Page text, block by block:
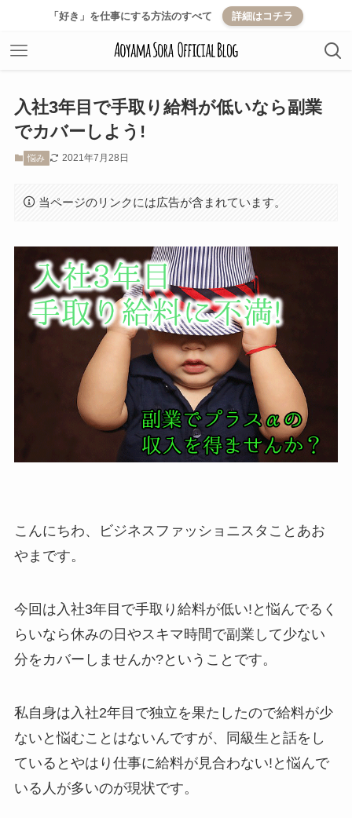
「好き」を仕事にする方法のすべて 詳細はコチラ
入社3年目で手取り給料が低いなら副業
でカバーしよう!
悩み 2021年7月28日
当ページのリンクには広告が含まれています。
こんにちわ、ビジネスファッショニスタことあお
やまです。
今回は入社3年目で手取り給料が低い!と悩んでるく
らいなら休みの日やスキマ時間で副業して少ない
分をカバーしませんか?ということです。
私自身は入社2年目で独立を果たしたので給料が少
ないと悩むことはないんですが、同級生と話をし
ているとやはり仕事に給料が見合わない!と悩んで
いる人が多いのが現状です。